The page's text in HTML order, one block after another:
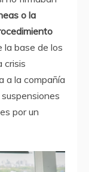
o la
la base de los
crisis
a la compañía
por un